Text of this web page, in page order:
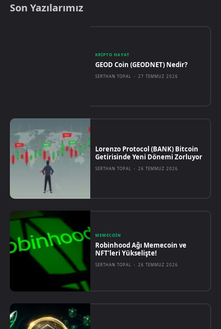
Son Yazılarımız
KRIPTO HAYAT
GEOD Coin (GEODNET) Nedir?
SERTHAN TOPAL - 27 TEMMUZ 2026
Lorenzo Protocol (BANK) Bitcoin
Getirisinde Yeni Dönemi Zorluyor
SERTHAN TOPAL - 26 TEMMUZ 2026
MEMECOIN
Robinhood Ağı Memecoin ve
NFT’leri Yükselişte!
SERTHAN TOPAL - 26 TEMMUZ 2026